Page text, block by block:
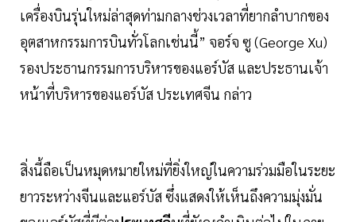
เครื่องบินรุ่นใหม่ล่าสุดท่ามกลางช่วงเวลาที่ยากลำบากของ
อุตสาหกรรมการบินทั่วโลกเช่นนี้” จอร์จ ซู (George Xu)
รองประธานกรรมการบริหารของแอร์บัส และประธานเจ้า
หน้าที่บริหารของแอร์บัส ประเทศจีน กล่าว
สิ่งนี้ถือเป็นหมุดหมายใหม่ที่ยิ่งใหญ่ในความร่วมมือในระยะ
ยาวระหว่างจีนและแอร์บัส ซึ่งแสดงให้เห็นถึงความมุ่งมั่น